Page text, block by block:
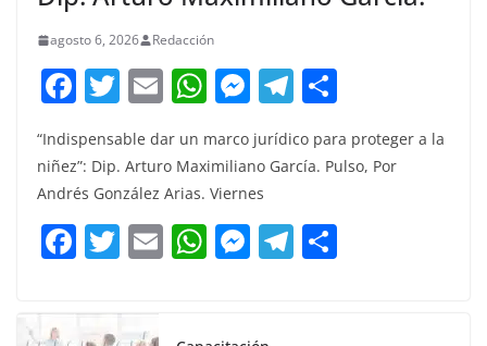
agosto 6, 2026 Redacción
F
c
e
b
o
k
T
w
itt
er
E
ai
l
W
at
s
A
p
M
e
ss
e
n
g
T
e
a
m
m
“Indispensable dar un marco jurídico para proteger a la
niñez”: Dip. Arturo Maximiliano García. Pulso, Por
Andrés González Arias. Viernes
F
c
T
itt
E W M T